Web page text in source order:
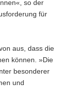
so der
für
aus, dass die
können. »Die
besonderer
und